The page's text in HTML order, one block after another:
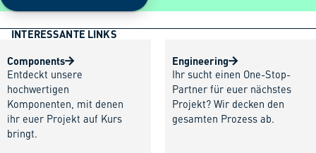
INTERESSANTE LINKS
Components
Entdeckt unsere
hochwertigen
Komponenten, mit denen
ihr euer Projekt auf Kurs
bringt.
Engineering
Ihr sucht einen One-Stop-
Partner für euer nächstes
Projekt? Wir decken den
gesamten Prozess ab.